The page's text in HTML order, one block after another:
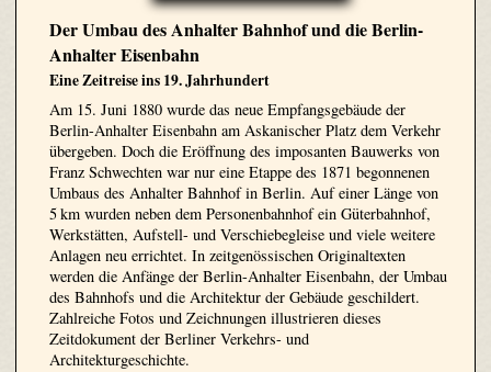
Der Umbau des Anhalter Bahnhof und die Berlin-
Anhalter Eisenbahn
Eine Zeitreise ins 19. Jahrhundert
Am 15. Juni 1880 wurde das neue Empfangsgebäude der
Berlin-Anhalter Eisenbahn am Askanischer Platz dem Verkehr
übergeben. Doch die Eröffnung des imposanten Bauwerks von
Franz Schwechten war nur eine Etappe des 1871 begonnenen
Umbaus des Anhalter Bahnhof in Berlin. Auf einer Länge von
5 km wurden neben dem Personenbahnhof ein Güterbahnhof,
Werkstätten, Aufstell- und Verschiebegleise und viele weitere
Anlagen neu errichtet. In zeitgenössischen Originaltexten
werden die Anfänge der Berlin-Anhalter Eisenbahn, der Umbau
des Bahnhofs und die Architektur der Gebäude geschildert.
Zahlreiche Fotos und Zeichnungen illustrieren dieses
Zeitdokument der Berliner Verkehrs- und
Architekturgeschichte.